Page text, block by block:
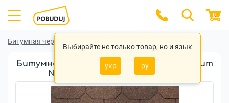
Выбирайте не только товар, но и язык
укр ру
0
Битумная черепица
Битумная черепица Tegola Liberty Premium
Nuanced brown (2100030001530)